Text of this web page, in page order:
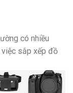
có nhiều
sắp xếp đồ